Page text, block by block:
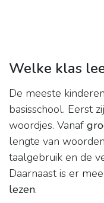
Welke klas
De meeste kinderen
basisschool. Eerst
woordjes. Vanaf
lengte van
taalgebruik en de
Daarnaast is er
lezen.